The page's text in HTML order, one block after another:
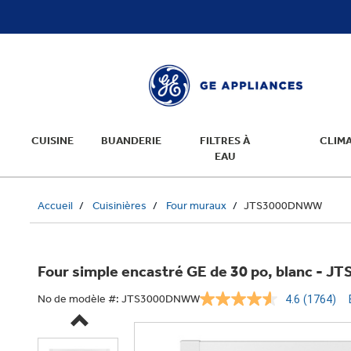
CUISINE BUANDERIE
FILTRES À
EAU
Accueil Cuisinières Four muraux JTS3000DNWW
Four simple encastré GE de 30 po, blanc -
No de modèle #: JTS3000DNWW 4.6 Lire
(1764)